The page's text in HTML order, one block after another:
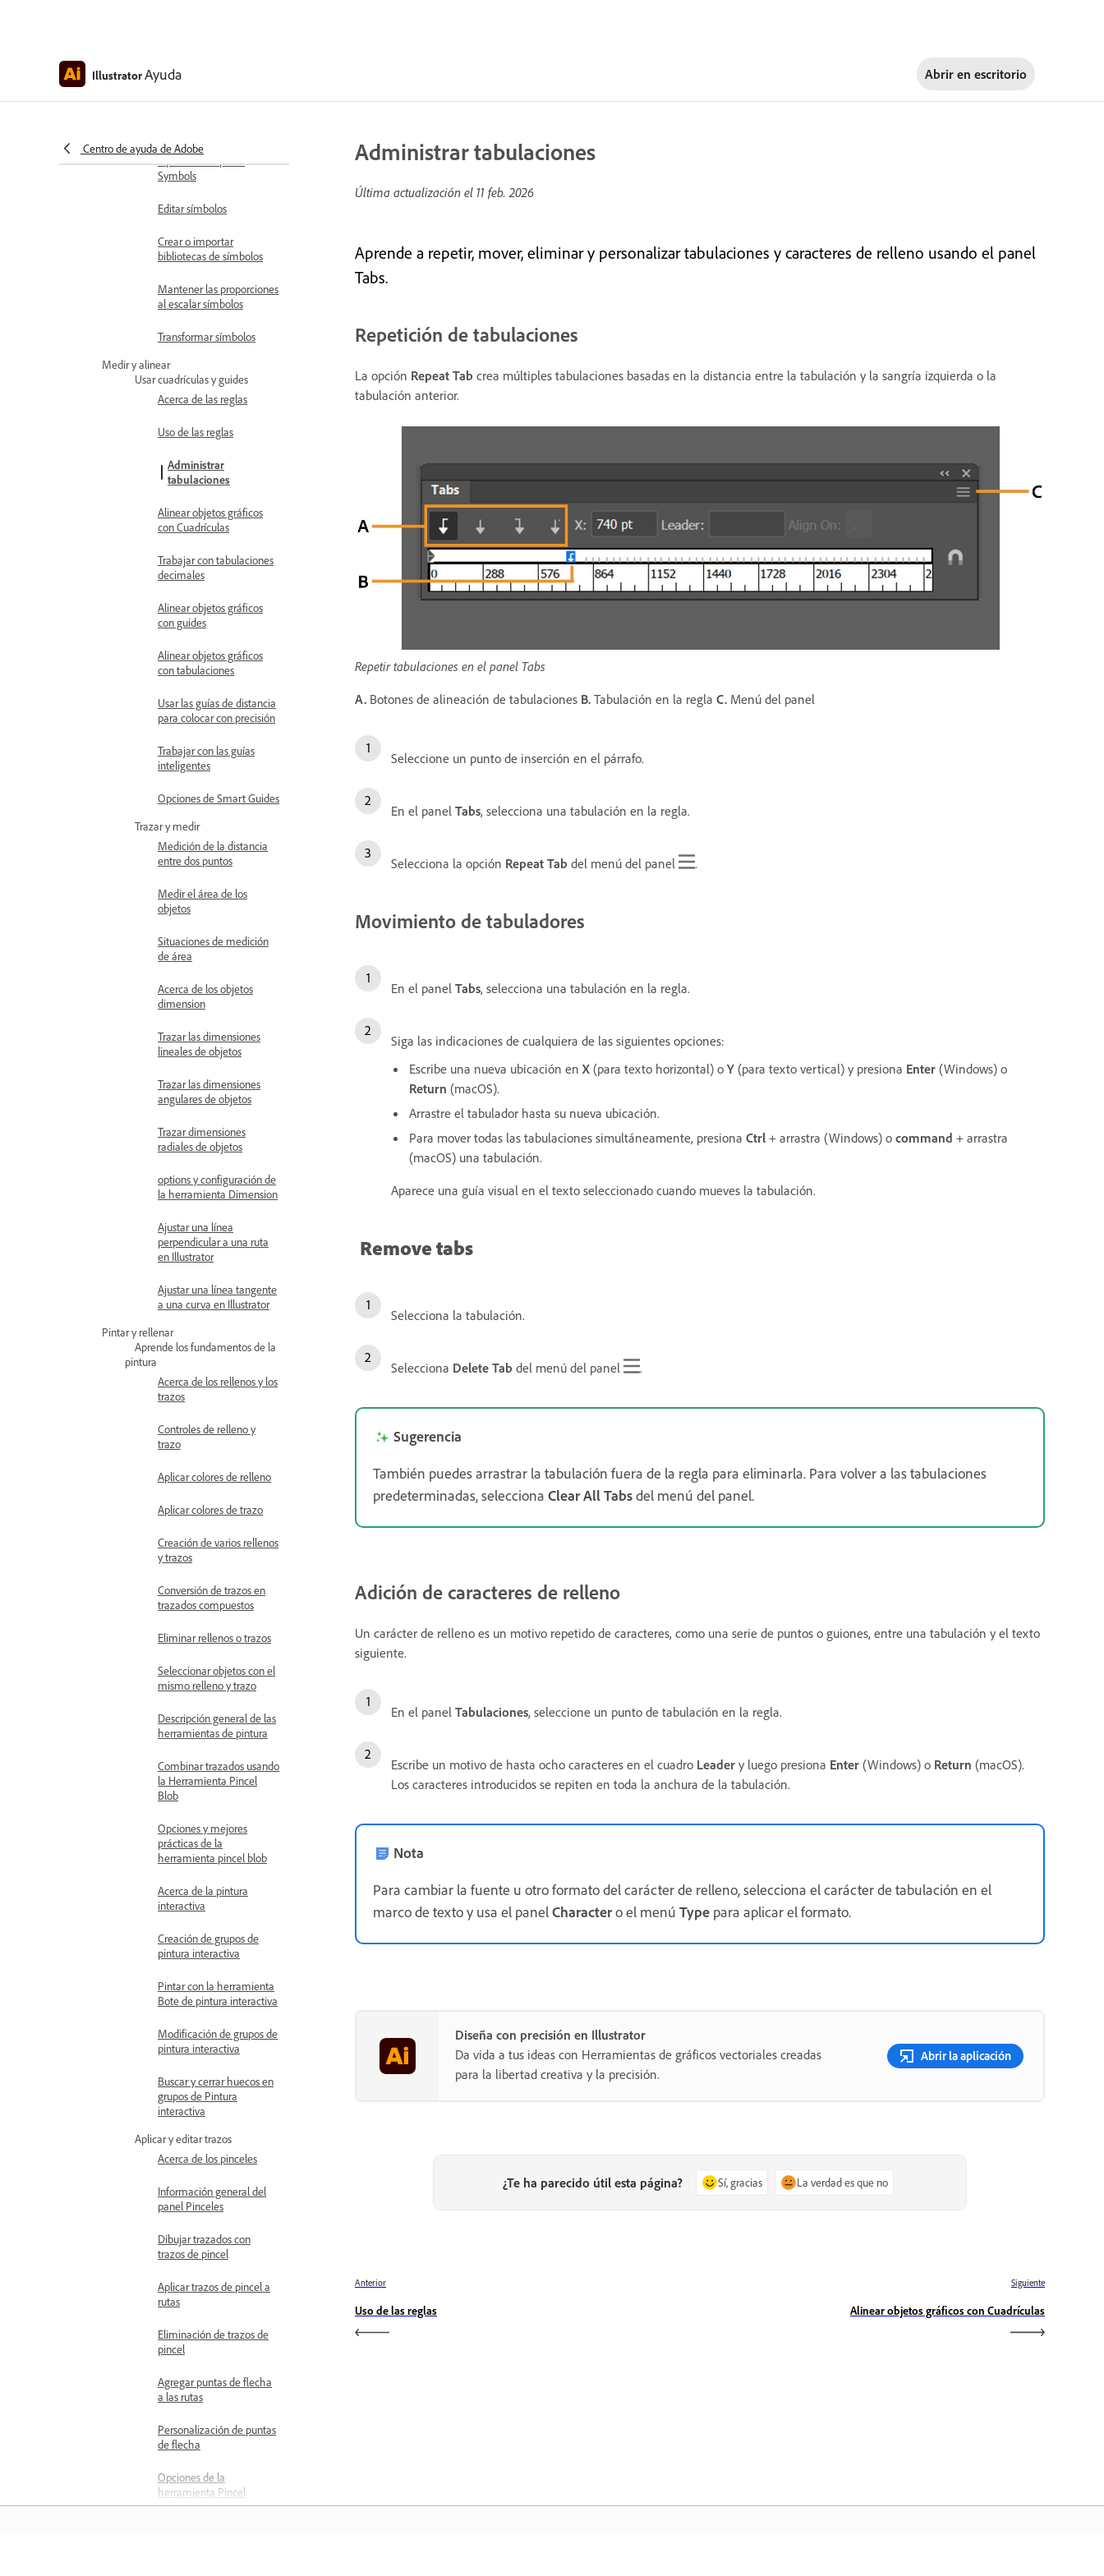
IllustratorAyuda Abrir en escritorio
Centro de ayuda de Adobe
Guardar maquetas como
Opciones del panel
Symbols
Editar símbolos
Crear o importar
bibliotecas de símbolos
Mantener las proporciones
al escalar símbolos
Transformar símbolos
Medir y alinear
Usar cuadrículas y guides
Acerca de las reglas
Uso de las reglas
Administrar
tabulaciones
Alinear objetos gráficos
con Cuadrículas
Trabajar con tabulaciones
decimales
Alinear objetos gráficos
con guides
Alinear objetos gráficos
con tabulaciones
Usar las guías de distancia
para colocar con precisión
Trabajar con las guías
inteligentes
Opciones de Smart Guides
Trazar y medir
Medición de la distancia
entre dos puntos
Medir el área de los
objetos
Situaciones de medición
de área
Acerca de los objetos
dimension
Trazar las dimensiones
lineales de objetos
Trazar las dimensiones
angulares de objetos
Trazar dimensiones
radiales de objetos
options y configuración de
la herramienta Dimension
Ajustar una línea
perpendicular a una ruta
en Illustrator
Ajustar una línea tangente
a una curva en Illustrator
Pintar y rellenar
Aprende los fundamentos de la
pintura
Acerca de los rellenos y los
trazos
Controles de relleno y
trazo
Aplicar colores de relleno
Aplicar colores de trazo
Creación de varios rellenos
y trazos
Conversión de trazos en
trazados compuestos
Eliminar rellenos o trazos
Seleccionar objetos con el
mismo relleno y trazo
Descripción general de las
herramientas de pintura
Combinar trazados usando
la Herramienta Pincel
Blob
Opciones y mejores
prácticas de la
herramienta pincel blob
Acerca de la pintura
interactiva
Creación de grupos de
pintura interactiva
Pintar con la herramienta
Bote de pintura interactiva
Modificación de grupos de
pintura interactiva
Buscar y cerrar huecos en
grupos de Pintura
interactiva
Aplicar y editar trazos
Acerca de los pinceles
Información general del
panel Pinceles
Dibujar trazados con
trazos de pincel
Aplicar trazos de pincel a
rutas
Eliminación de trazos de
pincel
Agregar puntas de flecha
a las rutas
Personalización de puntas
de flecha
Opciones de la
herramienta Pincel
Administrar tabulaciones
Última actualización el 11 feb. 2026
Aprende a repetir, mover, eliminar y personalizar tabulaciones y caracteres de relleno usando el panel
Tabs.
Repetición de tabulaciones
La opción Repeat Tab crea múltiples tabulaciones basadas en la distancia entre la tabulación y la sangría izquierda o la
tabulación anterior.
Repetir tabulaciones en el panel Tabs
A. Botones de alineación de tabulaciones B. Tabulación en la regla C. Menú del panel
Seleccione un punto de inserción en el párrafo.
En el panel Tabs, selecciona una tabulación en la regla.
Selecciona la opción Repeat Tab del menú del panel .
Movimiento de tabuladores
En el panel Tabs, selecciona una tabulación en la regla.
Siga las indicaciones de cualquiera de las siguientes opciones:
Escribe una nueva ubicación en X (para texto horizontal) o Y (para texto vertical) y presiona Enter (Windows) o
Return (macOS).
Arrastre el tabulador hasta su nueva ubicación.
Para mover todas las tabulaciones simultáneamente, presiona Ctrl + arrastra (Windows) o command + arrastra
(macOS) una tabulación.
Aparece una guía visual en el texto seleccionado cuando mueves la tabulación.
Remove tabs
Selecciona la tabulación.
Selecciona Delete Tab del menú del panel .
Sugerencia
También puedes arrastrar la tabulación fuera de la regla para eliminarla. Para volver a las tabulaciones
predeterminadas, selecciona Clear All Tabsdel menú del panel.
Adición de caracteres de relleno
Un carácter de relleno es un motivo repetido de caracteres, como una serie de puntos o guiones, entre una tabulación y el texto
siguiente.
En el panel Tabulaciones, seleccione un punto de tabulación en la regla.
Escribe un motivo de hasta ocho caracteres en el cuadro Leader y luego presiona Enter (Windows) o Return (macOS).
Los caracteres introducidos se repiten en toda la anchura de la tabulación.
Nota
Para cambiar la fuente u otro formato del carácter de relleno, selecciona el carácter de tabulación en el
marco de texto y usa el panelCharactero el menú Type para aplicar el formato.
Diseña con precisión en Illustrator
Da vida a tus ideas con Herramientas de gráficos vectoriales creadas
para la libertad creativa y la precisión.
Abrir la aplicación
¿Te ha parecido útil esta página? Sí, gracias La verdad es que no
Anterior
Uso de las reglas
Siguiente
Alinear objetos gráficos con Cuadrículas